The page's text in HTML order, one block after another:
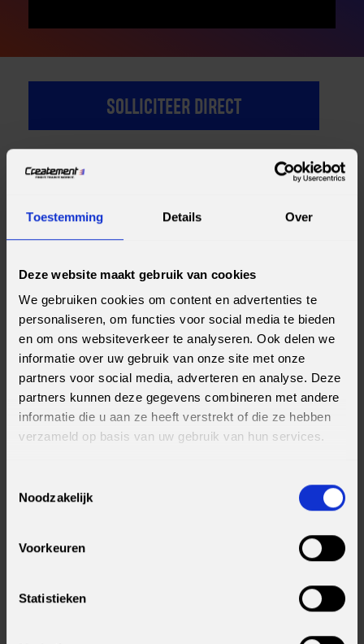
Toestemming Details Over
Deze website maakt gebruik van cookies
We gebruiken cookies om content en advertenties te
personaliseren, om functies voor social media te bieden
en om ons websiteverkeer te analyseren. Ook delen we
informatie over uw gebruik van onze site met onze
partners voor social media, adverteren en analyse. Deze
partners kunnen deze gegevens combineren met andere
informatie die u aan ze heeft verstrekt of die ze hebben
verzameld op basis van uw gebruik van hun services.
Noodzakelijk
Voorkeuren
Statistieken
SOLLICITEER DIRECT
DIRECT SOLLICITERENOP DEZE